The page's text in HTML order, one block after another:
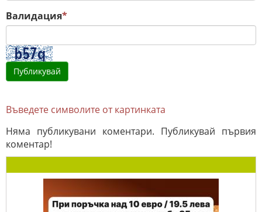
Валидация*
Въведете символите от картинката
Няма публикувани коментари. Публикувай първия
коментар!